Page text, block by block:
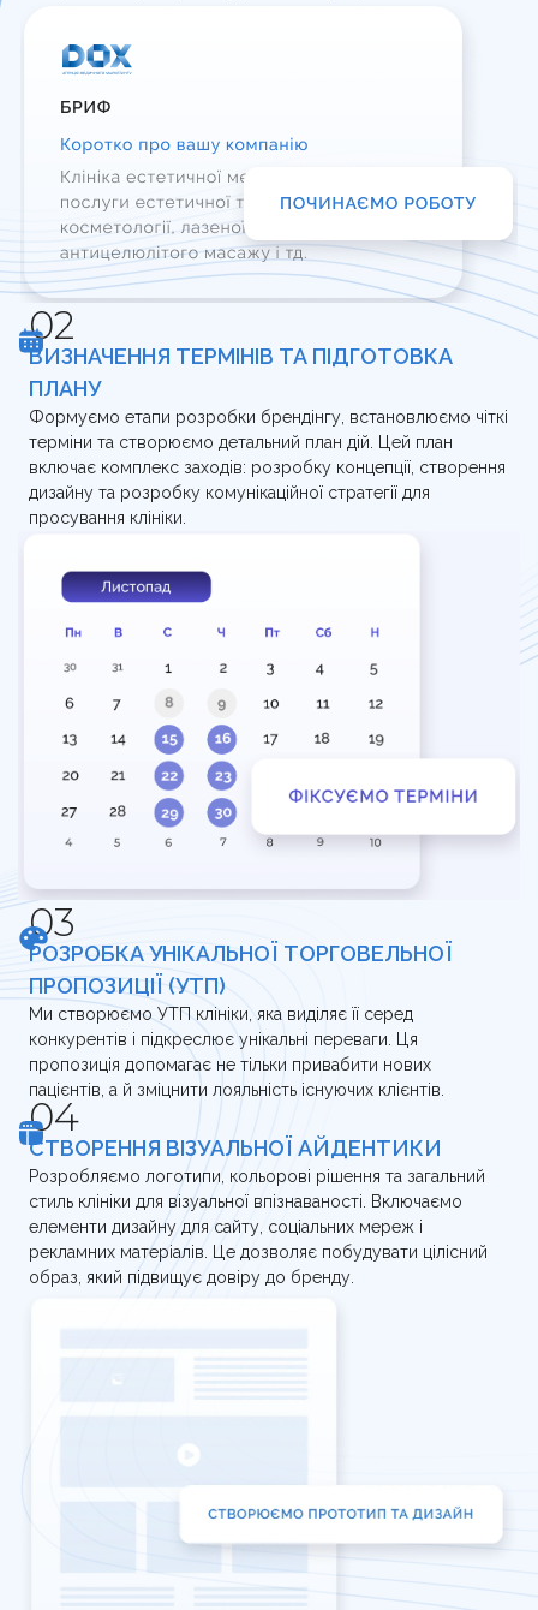
ВИЗНАЧЕННЯ ТЕРМІНІВ ТА ПІДГОТОВКА
ПЛАНУ
Формуємо етапи розробки брендінгу, встановлюємо чіткі
терміни та створюємо детальний план дій. Цей план
включає комплекс заходів: розробку концепції, створення
дизайну та розробку комунікаційної стратегії для
просування клініки.
РОЗРОБКА УНІКАЛЬНОЇ ТОРГОВЕЛЬНОЇ
ПРОПОЗИЦІЇ (УТП)
Ми створюємо УТП клініки, яка виділяє її серед
конкурентів і підкреслює унікальні переваги. Ця
пропозиція допомагає не тільки привабити нових
пацієнтів, а й зміцнити лояльність існуючих клієнтів.
СТВОРЕННЯ ВІЗУАЛЬНОЇ АЙДЕНТИКИ
Розробляємо логотипи, кольорові рішення та загальний
стиль клініки для візуальної впізнаваності. Включаємо
елементи дизайну для сайту, соціальних мереж і
рекламних матеріалів. Це дозволяє побудувати цілісний
образ, який підвищує довіру до бренду.